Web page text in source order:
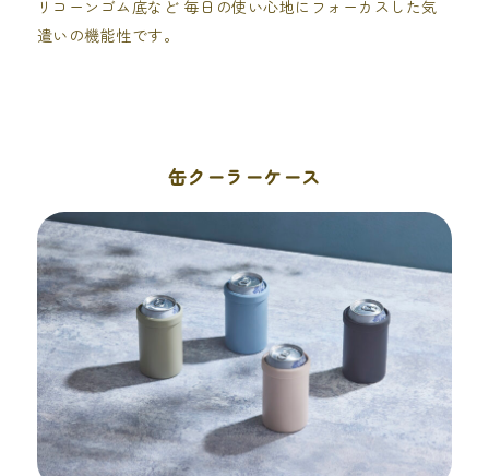
リコーンゴム底など 毎日の使い心地にフォーカスした気
遣いの機能性です。
缶クーラーケース